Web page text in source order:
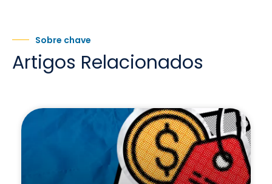
Sobre chave
Artigos Relacionados